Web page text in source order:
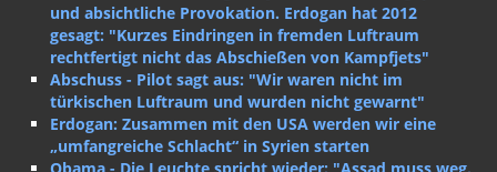
und absichtliche Provokation. Erdogan hat 2012
gesagt: "Kurzes Eindringen in fremden Luftraum
rechtfertigt nicht das Abschießen von Kampfjets"
Abschuss - Pilot sagt aus: "Wir waren nicht im
türkischen Luftraum und wurden nicht gewarnt"
Erdogan: Zusammen mit den USA werden wir eine
„umfangreiche Schlacht“ in Syrien starten